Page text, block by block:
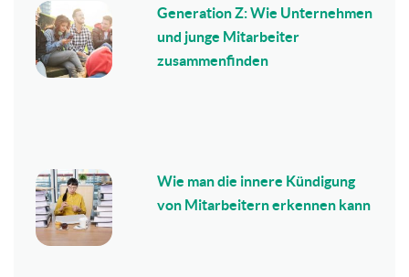
Generation Z: Wie Unternehmen
und junge Mitarbeiter
zusammenfinden
Wie man die innere Kündigung
von Mitarbeitern erkennen kann